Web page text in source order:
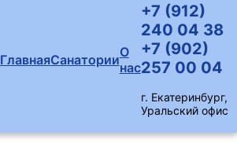
ГлавнаяСанаторииО
нас
+7 (912)
240 04 38
+7 (902)
257 00 04
г. Екатеринбург,
Уральский офис